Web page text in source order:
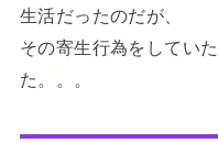
生活だったのだが、
その寄生行為をしてい
た。。。